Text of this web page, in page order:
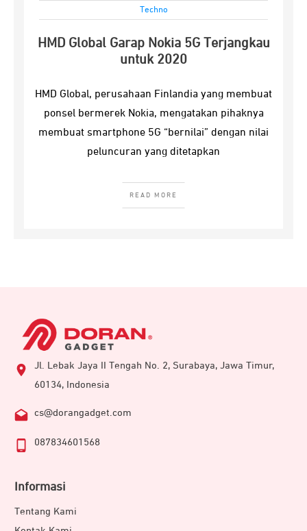
Techno
HMD Global Garap Nokia 5G Terjangkau
untuk 2020
HMD Global, perusahaan Finlandia yang membuat
ponsel bermerek Nokia, mengatakan pihaknya
membuat smartphone 5G “bernilai” dengan nilai
peluncuran yang ditetapkan
READ MORE
Jl. Lebak Jaya II Tengah No. 2, Surabaya, Jawa Timur,
60134, Indonesia
cs@dorangadget.com
087834601568
Informasi
Tentang Kami